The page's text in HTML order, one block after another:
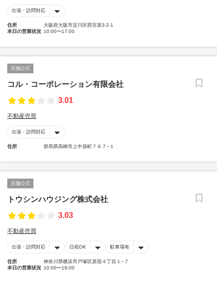
出張・訪問対応
住所
大阪府大阪市淀川区西宮原3-2-1
本日の営業状況 10:00〜17:00
店舗公式
コル・コーポレーション有限会社
3.01
不動産売買
出張・訪問対応
住所 群馬県高崎市上中居町７６７−１
店舗公式
トウシンハウジング株式会社
3.03
不動産売買
出張・訪問対応 日祝OK 駐車場有
住所
神奈川県横浜市戸塚区原宿４丁目１−７
本日の営業状況 10:00〜19:00